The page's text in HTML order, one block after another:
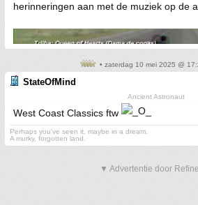
herinneringen aan met de muziek op de
• zaterdag 10 mei 2025 @
StateOfMind
Ancient Astronaut
West Coast Classics ftw
Perhaps you've seen it, maybe in a dream.
A murky, forgotten land.
▼ Advertentie door